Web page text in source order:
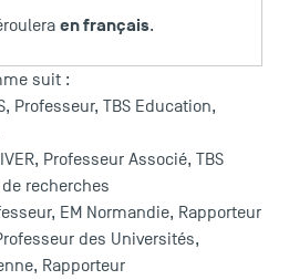
en français.
suit :
Professeur, TBS Education,
Professeur Associé, TBS
recherches
EM Normandie, Rapporteur
des Universités,
Rapporteur